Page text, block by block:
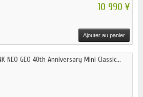
10 990 ¥
Ajouter au panier
NEO GEO 40th Anniversary Mini Classic...